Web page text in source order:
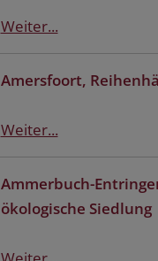
Weiter...
Amersfoort,
Weiter...
Ammerbuch-
ökologische Siedlung